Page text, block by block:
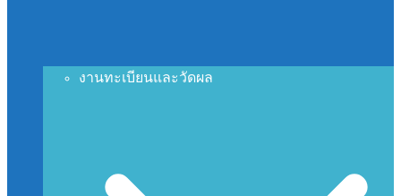
งานทะเบียนและวัดผล